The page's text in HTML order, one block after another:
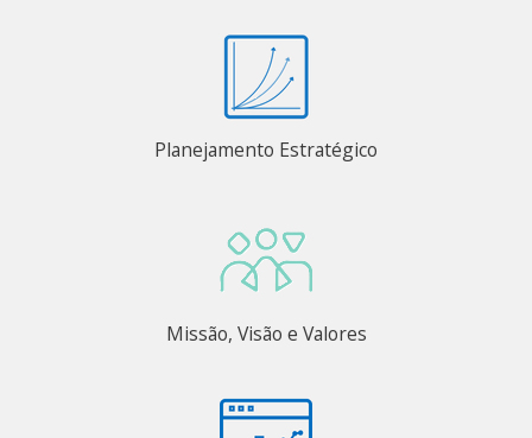
Planejamento Estratégico
Missão, Visão e Valores